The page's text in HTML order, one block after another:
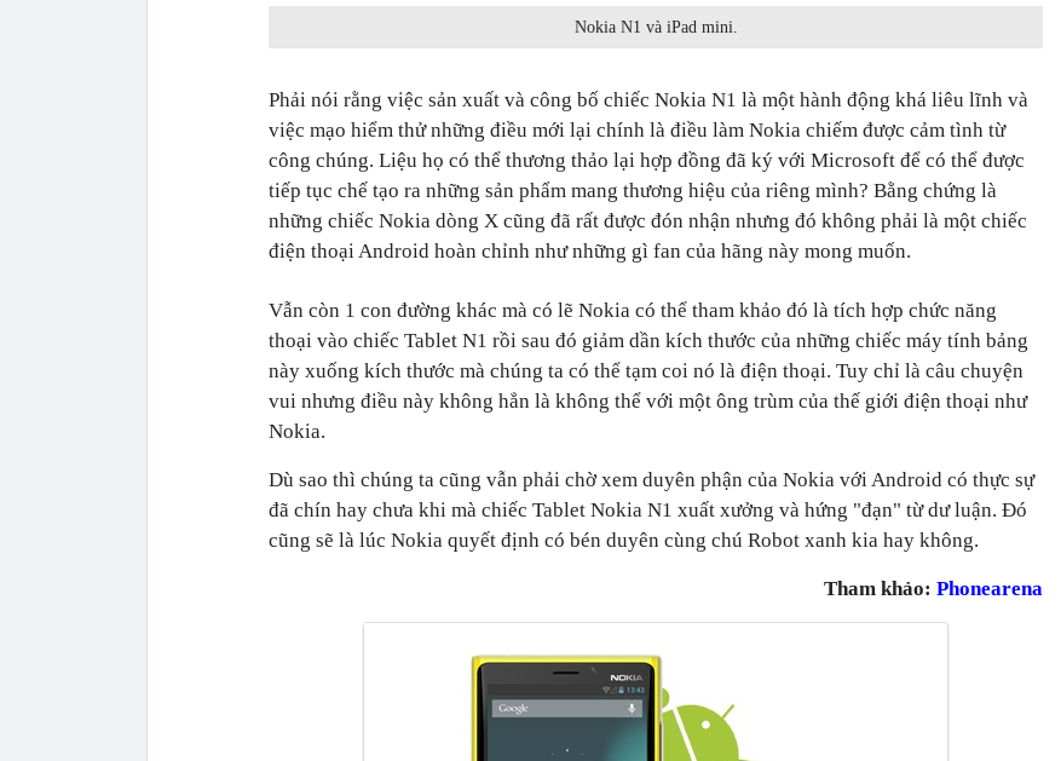
Nokia N1 và iPad mini.
Phải nói rằng việc sản xuất và công bố chiếc Nokia N1 là một hành động khá liêu lĩnh và
việc mạo hiểm thử những điều mới lại chính là điều làm Nokia chiếm được cảm tình từ
công chúng. Liệu họ có thể thương thảo lại hợp đồng đã ký với Microsoft để có thể được
tiếp tục chế tạo ra những sản phẩm mang thương hiệu của riêng mình? Bằng chứng là
những chiếc Nokia dòng X cũng đã rất được đón nhận nhưng đó không phải là một chiếc
điện thoại Android hoàn chỉnh như những gì fan của hãng này mong muốn.
Vẫn còn 1 con đường khác mà có lẽ Nokia có thể tham khảo đó là tích hợp chức năng
thoại vào chiếc Tablet N1 rồi sau đó giảm dần kích thước của những chiếc máy tính bảng
này xuống kích thước mà chúng ta có thể tạm coi nó là điện thoại. Tuy chỉ là câu chuyện
vui nhưng điều này không hẳn là không thể với một ông trùm của thế giới điện thoại như
Nokia.
Dù sao thì chúng ta cũng vẫn phải chờ xem duyên phận của Nokia với Android có thực sự
đã chín hay chưa khi mà chiếc Tablet Nokia N1 xuất xưởng và hứng "đạn" từ dư luận. Đó
cũng sẽ là lúc Nokia quyết định có bén duyên cùng chú Robot xanh kia hay không.
Tham khảo: Phonearena